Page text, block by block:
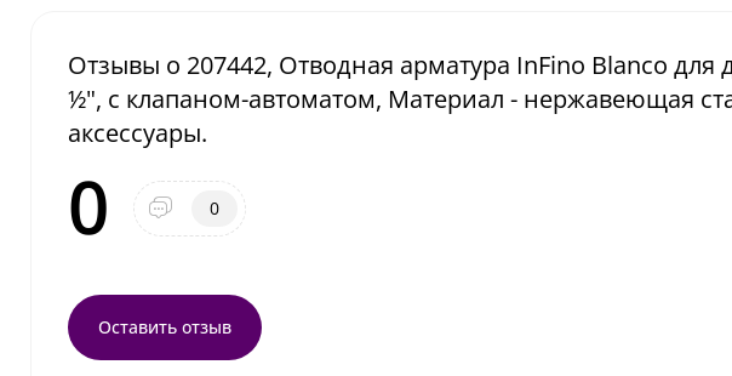
Отзывы о 207442, Отводная арматура InFino Blanco
½", с клапаном-автоматом, Материал - нержавеющая
аксессуары.
0 0
Оставить отзыв